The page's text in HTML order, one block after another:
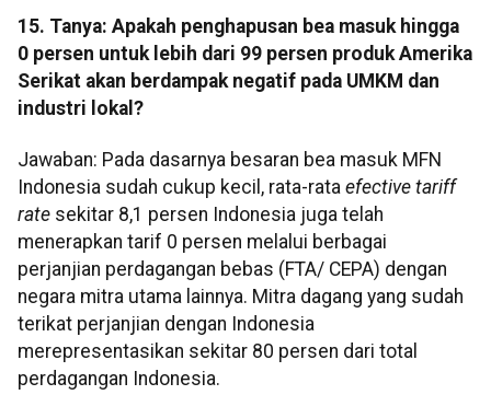
15. Tanya: Apakah penghapusan bea masuk hingga
0 persen untuk lebih dari 99 persen produk Amerika
Serikat akan berdampak negatif pada UMKM dan
industri lokal?
Jawaban: Pada dasarnya besaran bea masuk MFN
Indonesia sudah cukup kecil, rata-rata efective tariff
rate sekitar 8,1 persen Indonesia juga telah
menerapkan tarif 0 persen melalui berbagai
perjanjian perdagangan bebas (FTA/ CEPA) dengan
negara mitra utama lainnya. Mitra dagang yang sudah
terikat perjanjian dengan Indonesia
merepresentasikan sekitar 80 persen dari total
perdagangan Indonesia.